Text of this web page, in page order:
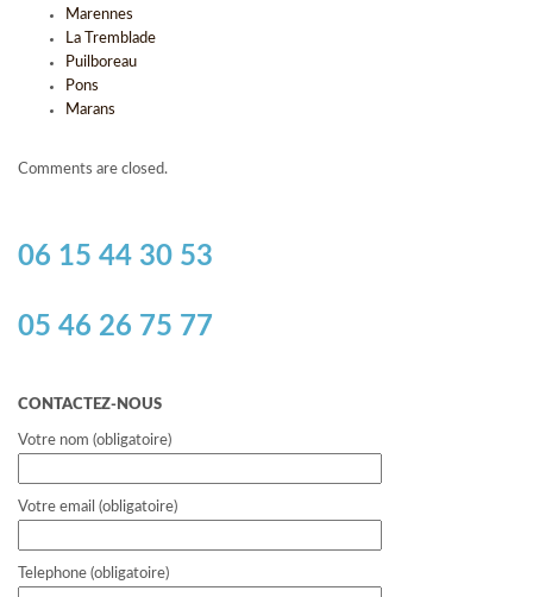
Marennes
La Tremblade
Puilboreau
Pons
Marans
Comments are closed.
06 15 44 30 53
05 46 26 75 77
CONTACTEZ-NOUS
Votre nom (obligatoire)
Votre email (obligatoire)
Telephone (obligatoire)